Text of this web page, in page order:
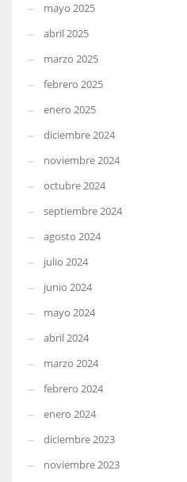
mayo 2025
abril 2025
marzo 2025
febrero 2025
enero 2025
diciembre 2024
noviembre 2024
octubre 2024
septiembre 2024
agosto 2024
julio 2024
junio 2024
mayo 2024
abril 2024
marzo 2024
febrero 2024
enero 2024
diciembre 2023
noviembre 2023